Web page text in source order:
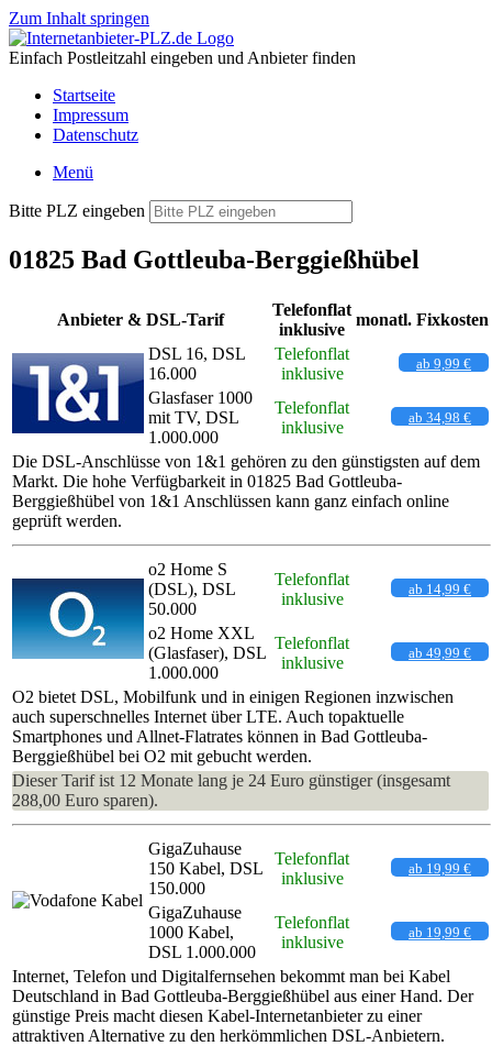
Zum Inhalt springen
Einfach Postleitzahl eingeben und Anbieter finden
Startseite
Impressum
Datenschutz
Menü
Bitte PLZ eingeben
01825 Bad Gottleuba-Berggießhübel
Anbieter & DSL-Tarif
Telefonflat
inklusive
monatl. Fixkosten
DSL 16, DSL
16.000
Telefonflat
inklusive
ab 9,99 €
Glasfaser 1000
mit TV, DSL
1.000.000
Telefonflat
inklusive
ab 34,98 €
Die DSL-Anschlüsse von 1&1 gehören zu den günstigsten auf dem
Markt. Die hohe Verfügbarkeit in 01825 Bad Gottleuba-
Berggießhübel von 1&1 Anschlüssen kann ganz einfach online
geprüft werden.
o2 Home S
(DSL), DSL
50.000
Telefonflat
inklusive
ab 14,99 €
o2 Home XXL
(Glasfaser), DSL
1.000.000
Telefonflat
inklusive
ab 49,99 €
O2 bietet DSL, Mobilfunk und in einigen Regionen inzwischen
auch superschnelles Internet über LTE. Auch topaktuelle
Smartphones und Allnet-Flatrates können in Bad Gottleuba-
Berggießhübel bei O2 mit gebucht werden.
Dieser Tarif ist 12 Monate lang je 24 Euro günstiger (insgesamt
288,00 Euro sparen).
GigaZuhause
150 Kabel, DSL
150.000
Telefonflat
inklusive
ab 19,99 €
GigaZuhause
1000 Kabel,
DSL 1.000.000
Telefonflat
inklusive
ab 19,99 €
Internet, Telefon und Digitalfernsehen bekommt man bei Kabel
Deutschland in Bad Gottleuba-Berggießhübel aus einer Hand. Der
günstige Preis macht diesen Kabel-Internetanbieter zu einer
attraktiven Alternative zu den herkömmlichen DSL-Anbietern.